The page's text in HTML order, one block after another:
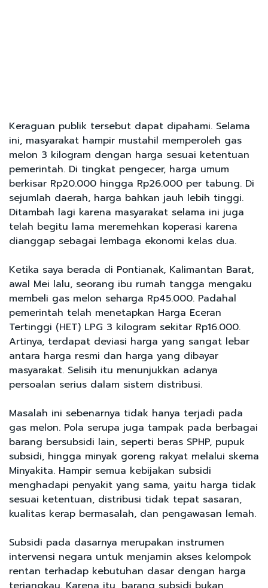
Keraguan publik tersebut dapat dipahami. Selama
ini, masyarakat hampir mustahil memperoleh gas
melon 3 kilogram dengan harga sesuai ketentuan
pemerintah. Di tingkat pengecer, harga umum
berkisar Rp20.000 hingga Rp26.000 per tabung. Di
sejumlah daerah, harga bahkan jauh lebih tinggi.
Ditambah lagi karena masyarakat selama ini juga
telah begitu lama meremehkan koperasi karena
dianggap sebagai lembaga ekonomi kelas dua.
Ketika saya berada di Pontianak, Kalimantan Barat,
awal Mei lalu, seorang ibu rumah tangga mengaku
membeli gas melon seharga Rp45.000. Padahal
pemerintah telah menetapkan Harga Eceran
Tertinggi (HET) LPG 3 kilogram sekitar Rp16.000.
Artinya, terdapat deviasi harga yang sangat lebar
antara harga resmi dan harga yang dibayar
masyarakat. Selisih itu menunjukkan adanya
persoalan serius dalam sistem distribusi.
Masalah ini sebenarnya tidak hanya terjadi pada
gas melon. Pola serupa juga tampak pada berbagai
barang bersubsidi lain, seperti beras SPHP, pupuk
subsidi, hingga minyak goreng rakyat melalui skema
Minyakita. Hampir semua kebijakan subsidi
menghadapi penyakit yang sama, yaitu harga tidak
sesuai ketentuan, distribusi tidak tepat sasaran,
kualitas kerap bermasalah, dan pengawasan lemah.
Subsidi pada dasarnya merupakan instrumen
intervensi negara untuk menjamin akses kelompok
rentan terhadap kebutuhan dasar dengan harga